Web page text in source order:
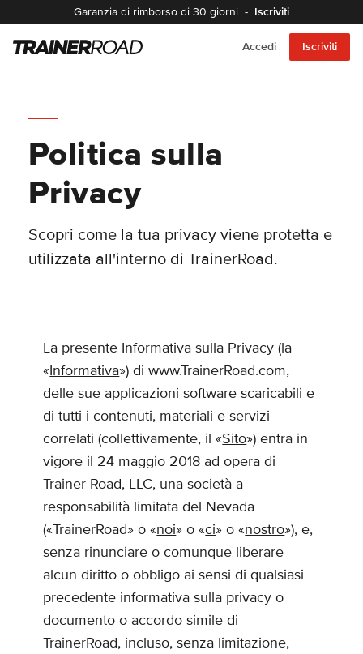
Garanzia di rimborso di 30 giorni - Iscriviti
Accedi Iscriviti
Politica sulla
Privacy
Scopri come la tua privacy viene protetta e
utilizzata all'interno di TrainerRoad.
La presente Informativa sulla Privacy (la
«Informativa») di www.TrainerRoad.com,
delle sue applicazioni software scaricabili e
di tutti i contenuti, materiali e servizi
correlati (collettivamente, il «Sito») entra in
vigore il 24 maggio 2018 ad opera di
Trainer Road, LLC, una società a
responsabilità limitata del Nevada
(«TrainerRoad» o «noi» o «ci» o «nostro»), e,
senza rinunciare o comunque liberare
alcun diritto o obbligo ai sensi di qualsiasi
precedente informativa sulla privacy o
documento o accordo simile di
TrainerRoad, incluso, senza limitazione,